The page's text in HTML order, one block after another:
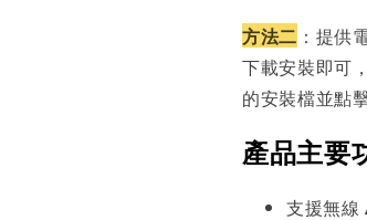
方法二 ：提供
下載安裝即可
的安裝檔並點
產品主要
支援無線